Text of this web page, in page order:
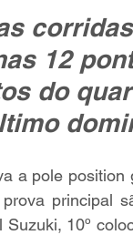
12
do
a pole
principal
10º